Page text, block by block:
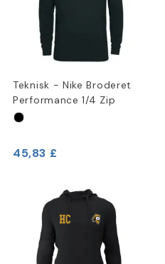
Teknisk - Nike Broderet
Performance 1/4 Zip
45,83 £